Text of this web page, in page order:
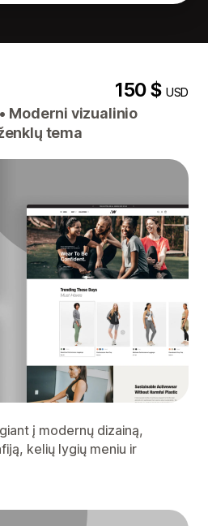
150 $USD
• Moderni vizualinio
tema
į modernų dizainą,
kelių lygių meniu ir